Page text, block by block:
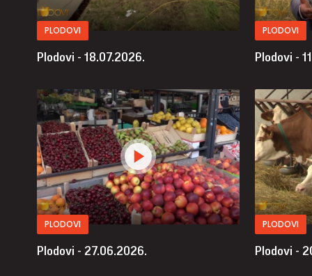
PLODOVI
Plodovi - 18.07.2026.
PLODOVI
Plodovi -
PLODOVI
Plodovi - 27.06.2026.
PLODOVI
Plodovi -